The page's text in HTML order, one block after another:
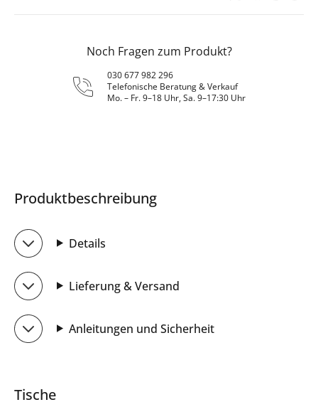
Noch Fragen zum Produkt?
030 677 982 296
Telefonische Beratung & Verkauf
Mo. – Fr. 9–18 Uhr, Sa. 9–17:30 Uhr
Produktbeschreibung
Details
Lieferung & Versand
Anleitungen und Sicherheit
Tische